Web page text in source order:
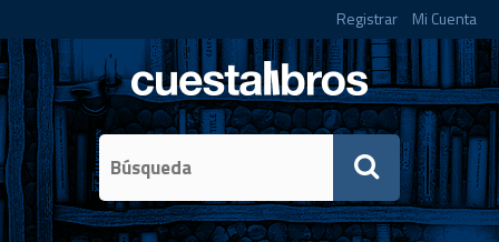
Registrar Mi Cuenta